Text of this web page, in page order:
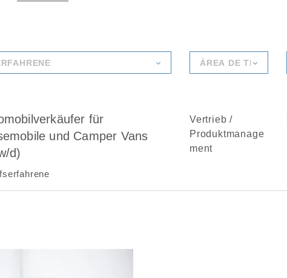
ÁREA DE TRABAJO
für
und Camper Vans
d)
Vertrieb /
Produktmanage
ment